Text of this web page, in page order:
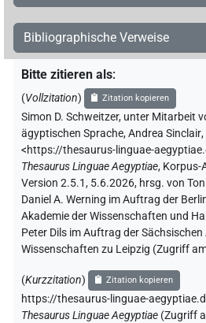
Bibliographische Verweise
Bitte zitieren als:
(Vollzitation) Zitation kopieren
Simon D. Schweitzer, unter Mitarbeit
ägyptischen Sprache,Andrea Sinclair,
<https://thesaurus-linguae-
Thesaurus Linguae Aegyptiae, Korpus-
Version 2.5.1, 5.6.2026, hrsg. von
Daniel A. Werning im Auftrag der
Akademie der Wissenschaften und
Peter Dils im Auftrag der Sächsischen
Wissenschaften zu Leipzig (Zugriff
(Kurzzitation) Zitation kopieren
https://thesaurus-linguae-
Thesaurus Linguae Aegyptiae (Zugriff